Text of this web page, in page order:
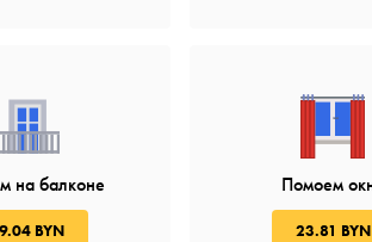
на балконе
BYN
Помоем
23.81 BYN